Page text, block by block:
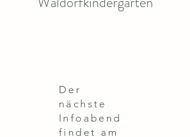
Der
nächste
Infoabend
findet am